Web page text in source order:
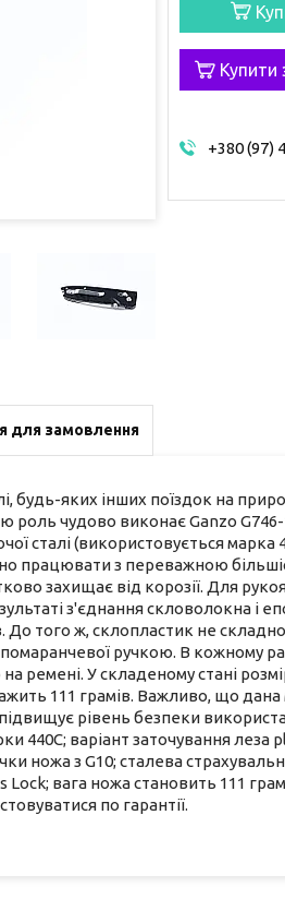
Купити
+380 (97)
для замовлення
будь-яких інших поїздок на
роль чудово виконає Ganzo
сталі (використовується марка
працювати з переважною
захищає від корозії. Для
з'єднання скловолокна і
До того ж, склопластик не
ручкою. В кожному
ремені. У складеному стані
111 грамів. Важливо, що
рівень безпеки
варіант заточування леза
ножа з G10; сталева
вага ножа становить 111
по гарантії.